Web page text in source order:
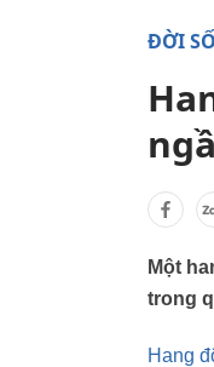
ĐỜI
Một
trong
Hang